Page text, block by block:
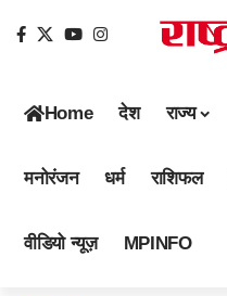
Home देश राज्य
मनोरंजन धर्म राशिफल
वीडियो न्यूज़ MPINFO